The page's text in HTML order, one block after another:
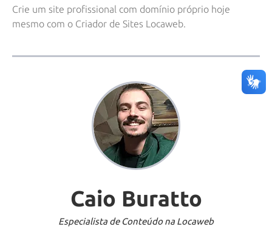
Crie um site profissional com domínio próprio hoje
mesmo com o Criador de Sites Locaweb.
Caio Buratto
Especialista de Conteúdo na Locaweb